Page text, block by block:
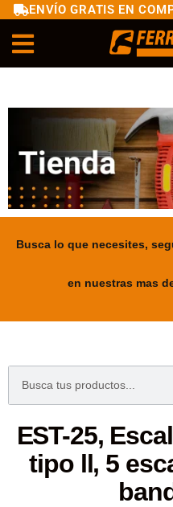
ENVÍO GRATIS EN
Busca lo que necesites,
en nuestras mas
EST-25,
tipo ll, 5